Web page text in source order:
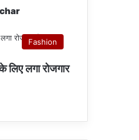
Fashion
लगा रोजगार